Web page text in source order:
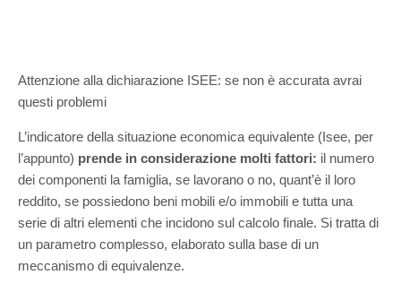
Attenzione alla dichiarazione ISEE: se non è accurata avrai
questi problemi
L’indicatore della situazione economica equivalente (Isee, per
l’appunto) prende in considerazione molti fattori: il numero
dei componenti la famiglia, se lavorano o no, quant’è il loro
reddito, se possiedono beni mobili e/o immobili e tutta una
serie di altri elementi che incidono sul calcolo finale. Si tratta di
un parametro complesso, elaborato sulla base di un
meccanismo di equivalenze.